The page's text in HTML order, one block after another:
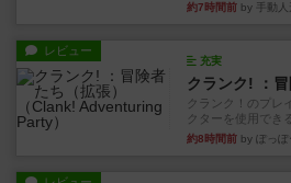
約7時間前 by 手動人
レビュー
充実
クランク! ：冒
クランク！のプレ
クターを使用でき
約8時間前 by ぽっ